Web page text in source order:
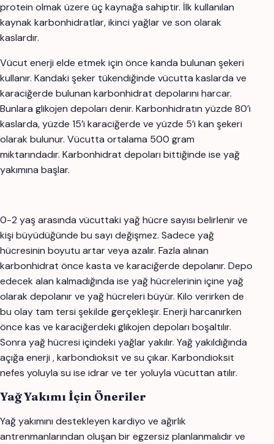
protein olmak üzere üç kaynağa sahiptir. İlk kullanılan
kaynak karbonhidratlar, ikinci yağlar ve son olarak
kaslardır.
Vücut enerji elde etmek için önce kanda bulunan şekeri
kullanır. Kandaki şeker tükendiğinde vücutta kaslarda ve
karaciğerde bulunan karbonhidrat depolarını harcar.
Bunlara glikojen depoları denir. Karbonhidratın yüzde 80’i
kaslarda, yüzde 15’i karaciğerde ve yüzde 5’i kan şekeri
olarak bulunur. Vücutta ortalama 500 gram
miktarındadır. Karbonhidrat depoları bittiğinde ise yağ
yakımına başlar.
0-2 yaş arasında vücuttaki yağ hücre sayısı belirlenir ve
kişi büyüdüğünde bu sayı değişmez. Sadece yağ
hücresinin boyutu artar veya azalır. Fazla alınan
karbonhidrat önce kasta ve karaciğerde depolanır. Depo
edecek alan kalmadığında ise yağ hücrelerinin içine yağ
olarak depolanır ve yağ hücreleri büyür. Kilo verirken de
bu olay tam tersi şekilde gerçekleşir. Enerji harcanırken
önce kas ve karaciğerdeki glikojen depoları boşaltılır.
Sonra yağ hücresi içindeki yağlar yakılır. Yağ yakıldığında
açığa enerji , karbondioksit ve su çıkar. Karbondioksit
nefes yoluyla su ise idrar ve ter yoluyla vücuttan atılır.
Yağ Yakımı İçin Öneriler
Yağ yakımını destekleyen kardiyo ve ağırlık
antrenmanlarından oluşan bir egzersiz planlanmalıdır ve